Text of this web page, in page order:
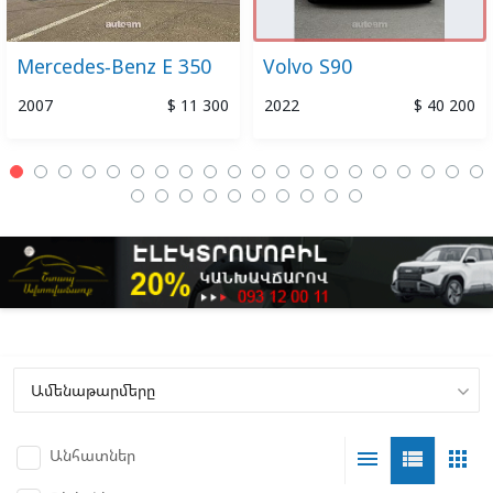
Mercedes-Benz E 350
2007 $ 11 300
Volvo S90
2022 $ 40 200
Անհատներ apps
view_list
menu